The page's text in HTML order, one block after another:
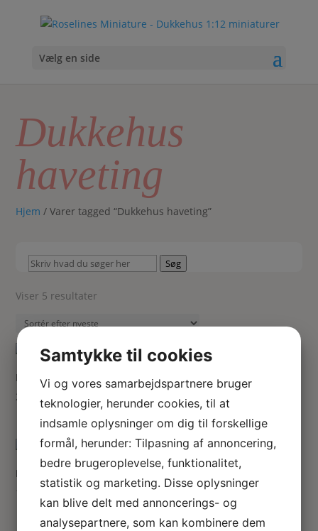
Vælg en side
Dukkehus
haveting
Hjem / Varer tagged “Dukkehus haveting”
Skriv
du
her
Søg
Viser 5 resultater
seneste
Havevogn i filigran
240.00
kr.
Filigran gulvstage
120.00
Samtykke til cookies
Vi og vores samarbejdspartnere bruger
teknologier, herunder cookies, til at
indsamle oplysninger om dig til forskellige
formål, herunder: Tilpasning af annoncering,
bedre brugeroplevelse, funktionalitet,
statistik og marketing. Disse oplysninger
kan blive delt med annoncerings- og
analysepartnere, som kan kombinere dem